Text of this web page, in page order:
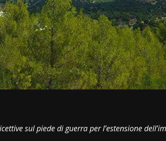
sul piede di guerra per l’estensione